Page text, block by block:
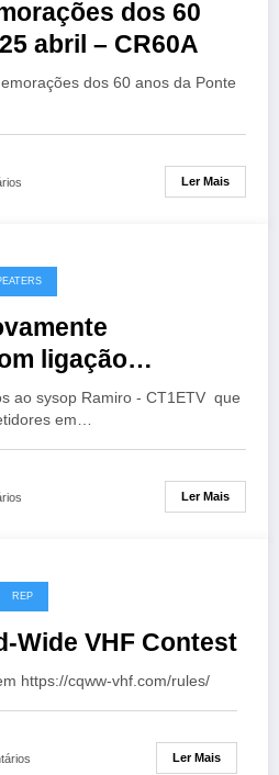
dos 60
abril – CR60A
dos 60 anos da Ponte
Ler Mais
ligação
ao sysop Ramiro - CT1ETV que
em…
Ler Mais
REP
Wide VHF Contest
https://cqww-vhf.com/rules/
Ler Mais